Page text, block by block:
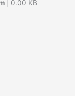
| 0.00 KB